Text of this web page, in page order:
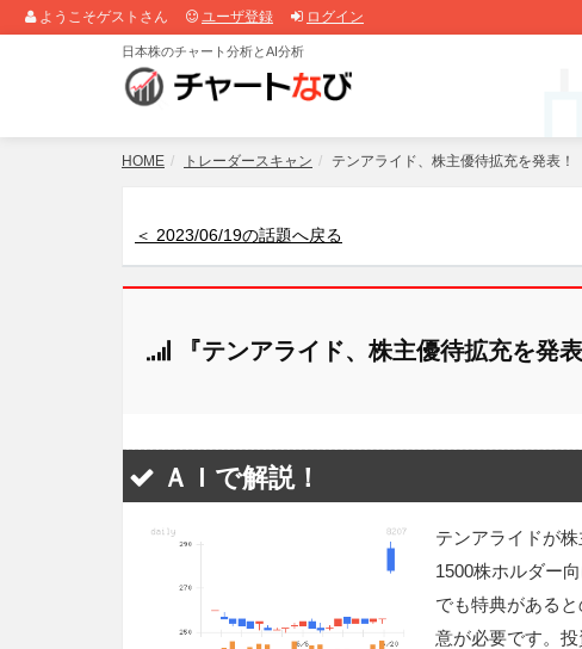
ようこそゲストさん ユーザ登録 ログイン
日本株のチャート分析とAI分析
HOME トレーダースキャン テンアライド、株主優待拡充を発表！
＜ 2023/06/19の話題へ戻る
『テンアライド、株主優待拡充を発
ＡＩで解説！
テンアライドが
1500株ホルダー
でも特典がある
意が必要です。